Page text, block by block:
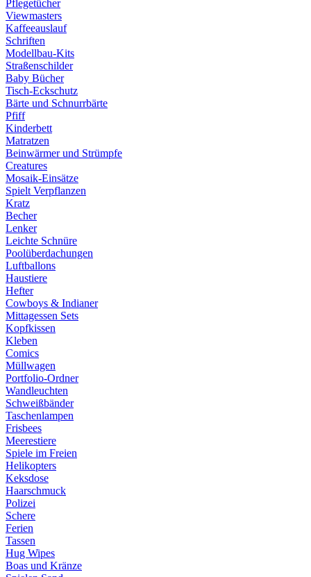
Pflegetücher
Viewmasters
Kaffeeauslauf
Schriften
Modellbau-Kits
Straßenschilder
Baby Bücher
Tisch-Eckschutz
Bärte und Schnurrbärte
Pfiff
Kinderbett
Matratzen
Beinwärmer und Strümpfe
Creatures
Mosaik-Einsätze
Spielt Verpflanzen
Kratz
Becher
Lenker
Leichte Schnüre
Poolüberdachungen
Luftballons
Haustiere
Hefter
Cowboys & Indianer
Mittagessen Sets
Kopfkissen
Kleben
Comics
Müllwagen
Portfolio-Ordner
Wandleuchten
Schweißbänder
Taschenlampen
Frisbees
Meerestiere
Spiele im Freien
Helikopters
Keksdose
Haarschmuck
Polizei
Schere
Ferien
Tassen
Hug Wipes
Boas und Kränze